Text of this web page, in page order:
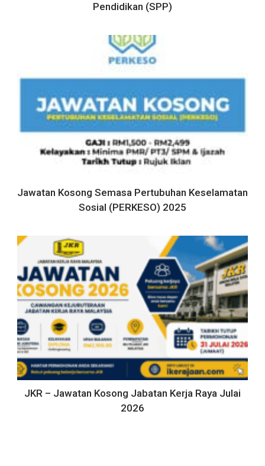
Pendidikan (SPP)
Jawatan Kosong Semasa Pertubuhan Keselamatan
Sosial (PERKESO) 2025
JKR – Jawatan Kosong Jabatan Kerja Raya Julai
2026